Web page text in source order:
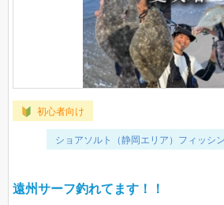
初心者向け
ショアソルト（静岡エリア）フィッシ
遠州サーフ釣れてます！！